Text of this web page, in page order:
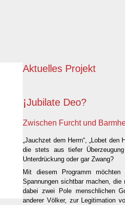
Aktuelles Projekt
¡Jubilate Deo?
Zwischen Furcht und
„Jauchzet dem Herrn“, „Lobet
die stets aus tiefer
Unterdrückung oder gar Zwang?
Mit diesem Programm
Spannungen sichtbar machen,
dabei zwei Pole menschlichen
anderer Völker, zur Legitimation